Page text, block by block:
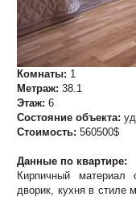
Комнаты: 1
Метраж: 38.1
Этаж: 6
Состояние объекта:
Стоимость: 560500$
Данные по квартире:
Кирпичный материал
дворик, кухня в стиле